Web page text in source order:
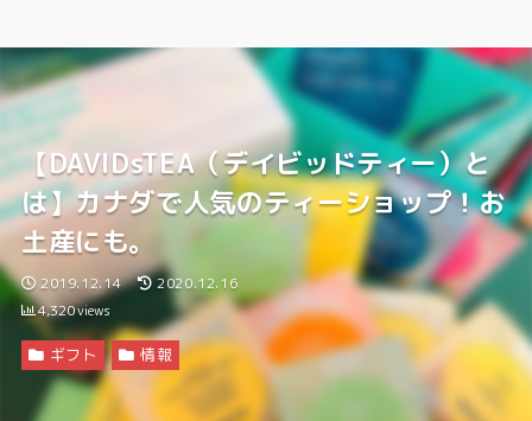
【DAVIDsTEA（デイビッドティー）と
は】カナダで人気のティーショップ！お
土産にも。
2019.12.14
2020.12.16
4,320views
ギフト 情報